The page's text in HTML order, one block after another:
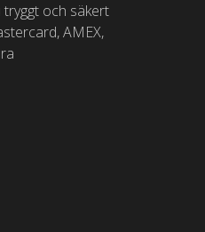
och säkert
AMEX,